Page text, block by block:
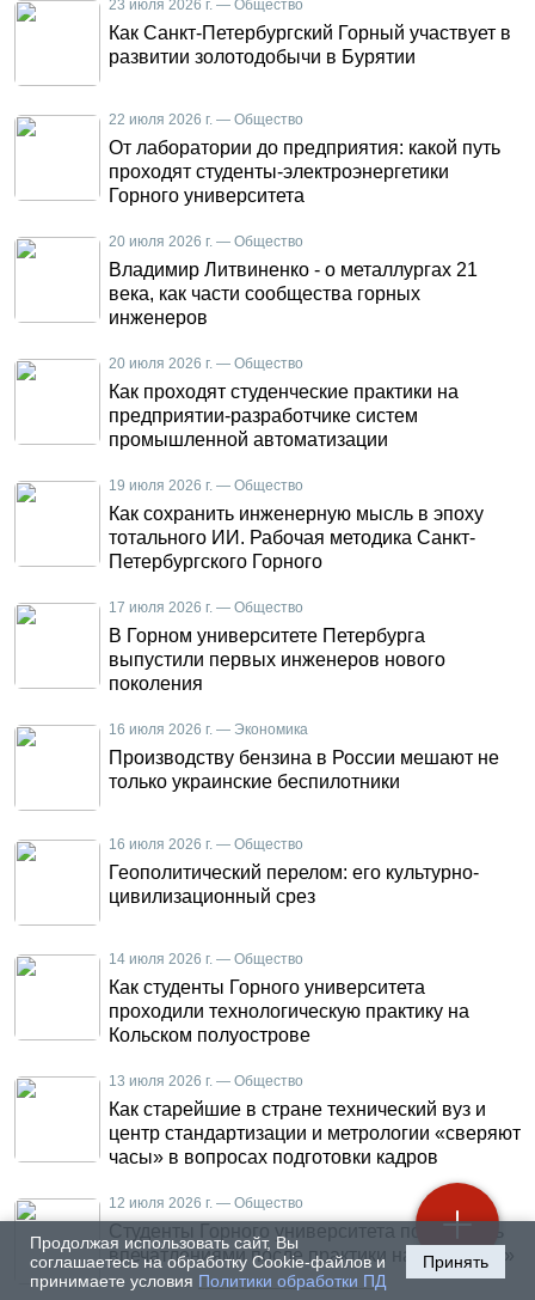
Продолжая использовать сайт, Вы
соглашаетесь на обработку Cookie-файлов и
принимаете условия Политики обработки ПД
Принять
23 июля 2026 г. — Общество
Как Санкт-Петербургский Горный участвует в
развитии золотодобычи в Бурятии
22 июля 2026 г. — Общество
От лаборатории до предприятия: какой путь
проходят студенты-электроэнергетики
Горного университета
20 июля 2026 г. — Общество
Владимир Литвиненко - о металлургах 21
века, как части сообщества горных
инженеров
20 июля 2026 г. — Общество
Как проходят студенческие практики на
предприятии-разработчике систем
промышленной автоматизации
19 июля 2026 г. — Общество
Как сохранить инженерную мысль в эпоху
тотального ИИ. Рабочая методика Санкт-
Петербургского Горного
17 июля 2026 г. — Общество
В Горном университете Петербурга
выпустили первых инженеров нового
поколения
16 июля 2026 г. — Экономика
Производству бензина в России мешают не
только украинские беспилотники
16 июля 2026 г. — Общество
Геополитический перелом: его культурно-
цивилизационный срез
14 июля 2026 г. — Общество
Как студенты Горного университета
проходили технологическую практику на
Кольском полуострове
13 июля 2026 г. — Общество
Как старейшие в стране технический вуз и
центр стандартизации и метрологии «сверяют
часы» в вопросах подготовки кадров
12 июля 2026 г. — Общество
Студенты Горного университета поделились
впечатлениями после практики на «КАМАЗе»